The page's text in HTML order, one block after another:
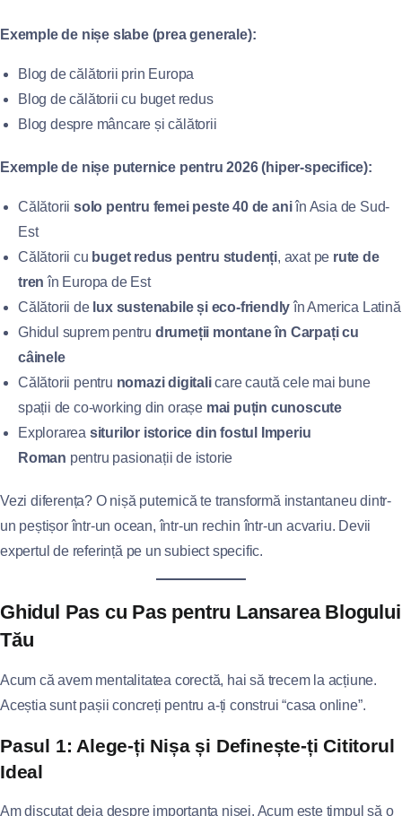
Exemple de nișe slabe (prea generale):
Blog de călătorii prin Europa
Blog de călătorii cu buget redus
Blog despre mâncare și călătorii
Exemple de nișe puternice pentru 2026 (hiper-specifice):
Călătorii solo pentru femei peste 40 de aniîn Asia de Sud-
Est
Călătorii cu buget redus pentru studenți, axat pe rute de
tren în Europa de Est
Călătorii de lux sustenabile și eco-friendlyîn America Latină
Ghidul suprem pentru drumeții montane în Carpați cu
câinele
Călătorii pentru nomazi digitalicare caută cele mai bune
spații de co-working din orașe mai puțin cunoscute
Explorarea siturilor istorice din fostul Imperiu
Roman pentru pasionații de istorie
Vezi diferența? O nișă puternică te transformă instantaneu dintr-
un peștișor într-un ocean, într-un rechin într-un acvariu. Devii
expertul de referință pe un subiect specific.
Ghidul Pas cu Pas pentru Lansarea Blogului
Tău
Acum că avem mentalitatea corectă, hai să trecem la acțiune.
Aceștia sunt pașii concreți pentru a-ți construi “casa online”.
Pasul 1: Alege-ți Nișa și Definește-ți Cititorul
Ideal
Am discutat deja despre importanța nișei. Acum este timpul să o